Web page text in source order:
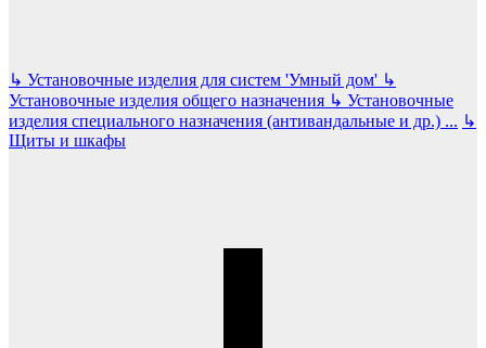
↳ Установочные изделия для систем 'Умный дом' ↳
Установочные изделия общего назначения ↳ Установочные
изделия специального назначения (антивандальные и др.) ... ↳
Щиты и шкафы